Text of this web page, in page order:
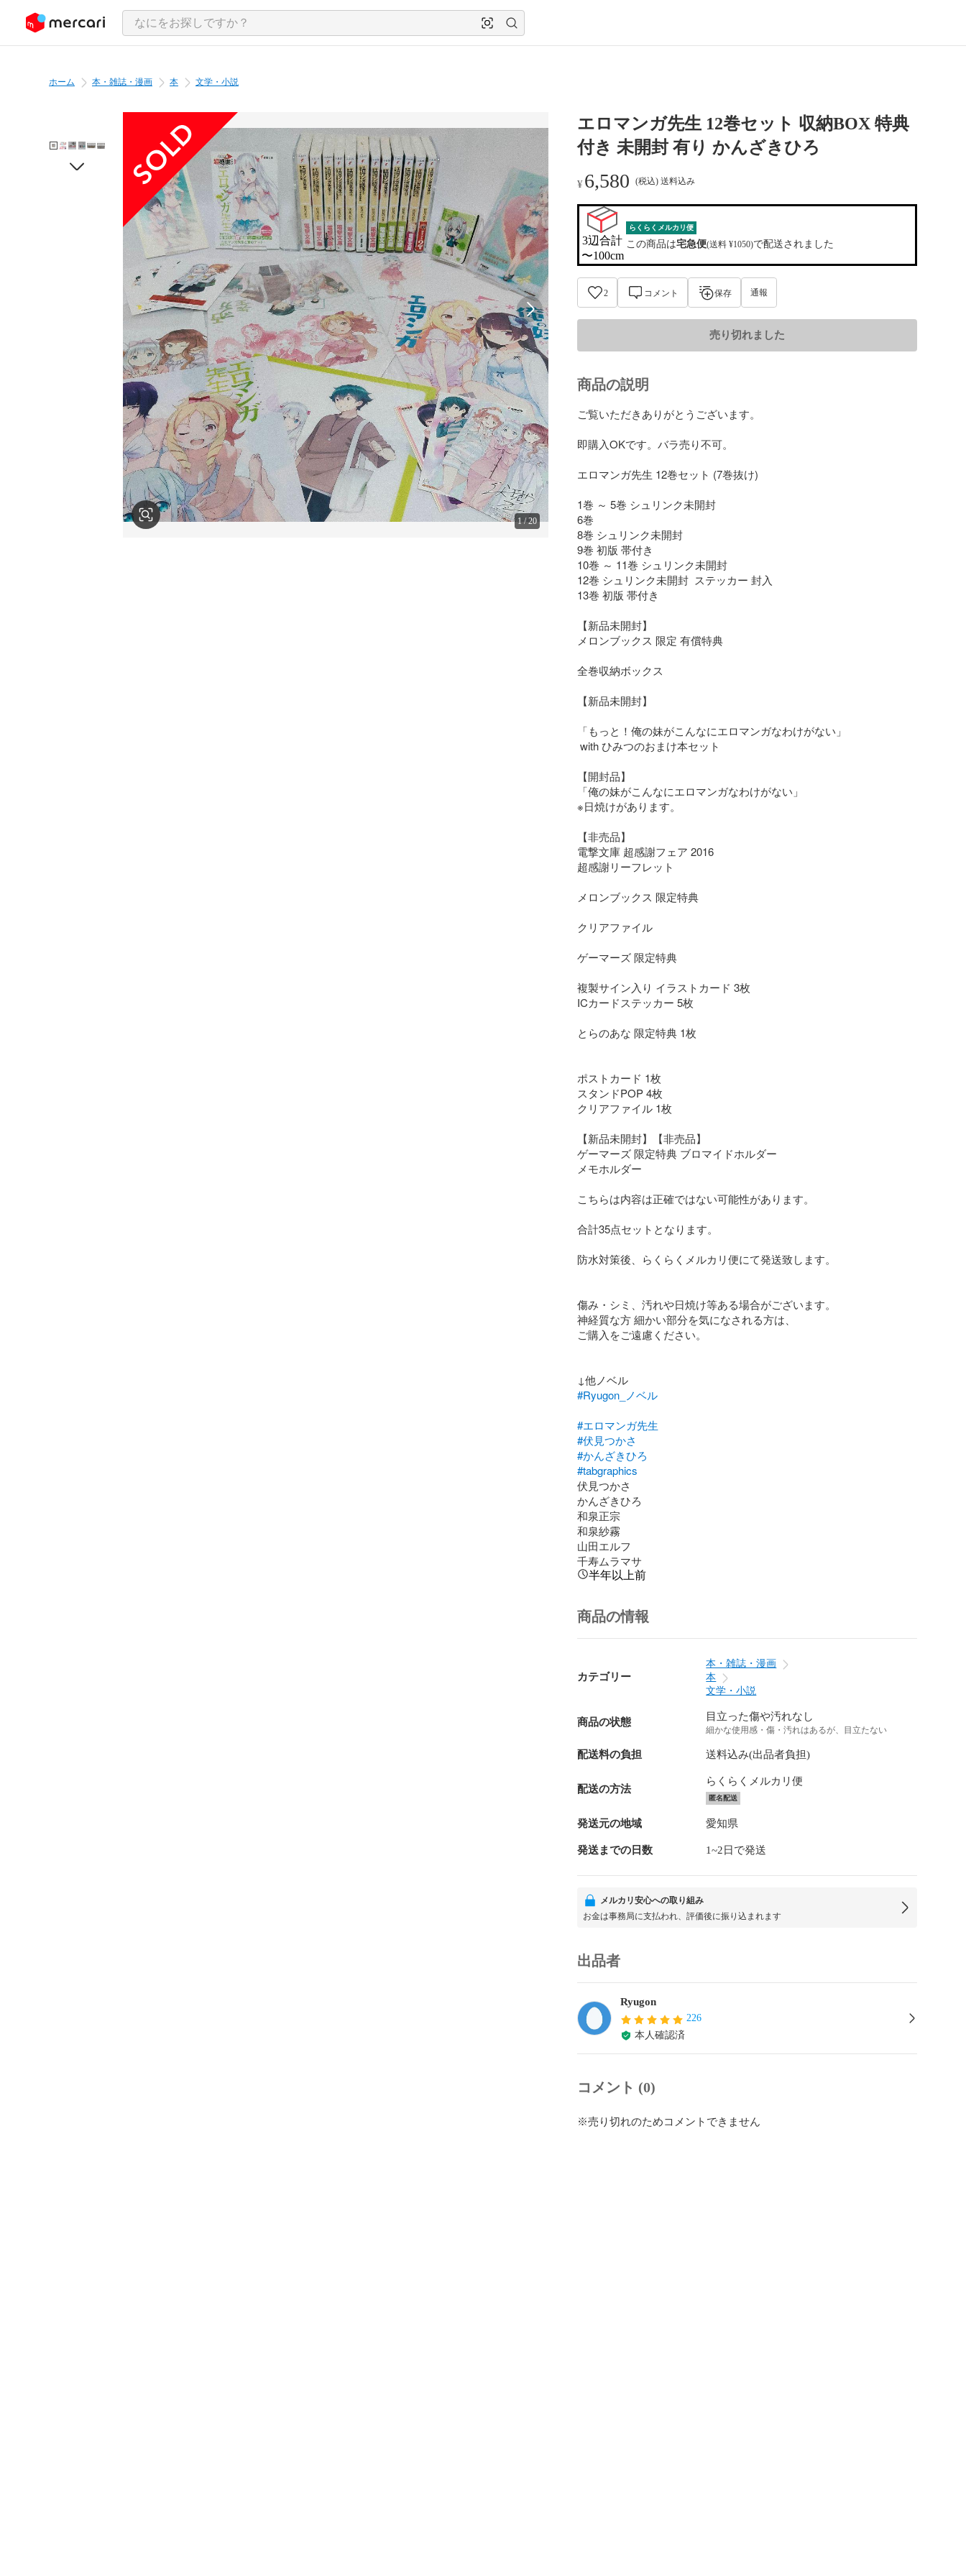
ツにスキップ
ホーム 本・雑誌・漫画 本 文学・小説
1/20
エロマンガ先生 12巻セット 収納BOX 特典
付き 未開封 有り かんざきひろ
¥ 6,580 (税込) 送料込み
3辺合計
〜100cm
らくらくメルカリ便
この商品は宅急便(送料 ¥1050)で配送されました
2 コメント 保存 通報
売り切れました
商品の説明
ご覧いただきありがとうございます。
即購入OKです。バラ売り不可。
エロマンガ先生 12巻セット (7巻抜け)
1巻 ～ 5巻 シュリンク未開封
6巻
8巻 シュリンク未開封
9巻 初版 帯付き
10巻 ～ 11巻 シュリンク未開封
12巻 シュリンク未開封  ステッカー 封入
13巻 初版 帯付き
【新品未開封】
メロンブックス 限定 有償特典
全巻収納ボックス
【新品未開封】
「もっと！俺の妹がこんなにエロマンガなわけがない」
【開封品】
「俺の妹がこんなにエロマンガなわけがない」
※日焼けがあります。
【非売品】
電撃文庫 超感謝フェア 2016
超感謝リーフレット
メロンブックス 限定特典
クリアファイル
ゲーマーズ 限定特典
複製サイン入り イラストカード 3枚
ICカードステッカー 5枚
とらのあな 限定特典 1枚
ポストカード 1枚
スタンドPOP 4枚
クリアファイル 1枚
【新品未開封】【非売品】
ゲーマーズ 限定特典 ブロマイドホルダー
メモホルダー
こちらは内容は正確ではない可能性があります。
合計35点セットとなります。
防水対策後、らくらくメルカリ便にて発送致します。
傷み・シミ、汚れや日焼け等ある場合がございます。
神経質な方 細かい部分を気になされる方は、
ご購入をご遠慮ください。
↓他ノベル
#Ryugon_ノベル
#エロマンガ先生
#伏見つかさ
#かんざきひろ
#tabgraphics
伏見つかさ
かんざきひろ
和泉正宗
和泉紗霧
山田エルフ
千寿ムラマサ
半年以上前
商品の情報
カテゴリー
本・雑誌・漫画
本
文学・小説
商品の状態 目立った傷や汚れなし
細かな使用感・傷・汚れはあるが、目立たない
配送料の負担 送料込み(出品者負担)
配送の方法
らくらくメルカリ便
匿名配送
発送元の地域 愛知県
発送までの日数 1~2日で発送
メルカリ安心への取り組み
お金は事務局に支払われ、評価後に振り込まれます
出品者
Ryugon
226
本人確認済
コメント (0)
※売り切れのためコメントできません